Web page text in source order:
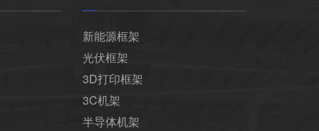
新能源框架
光伏框架
3D打印框架
3C机架
半导体机架